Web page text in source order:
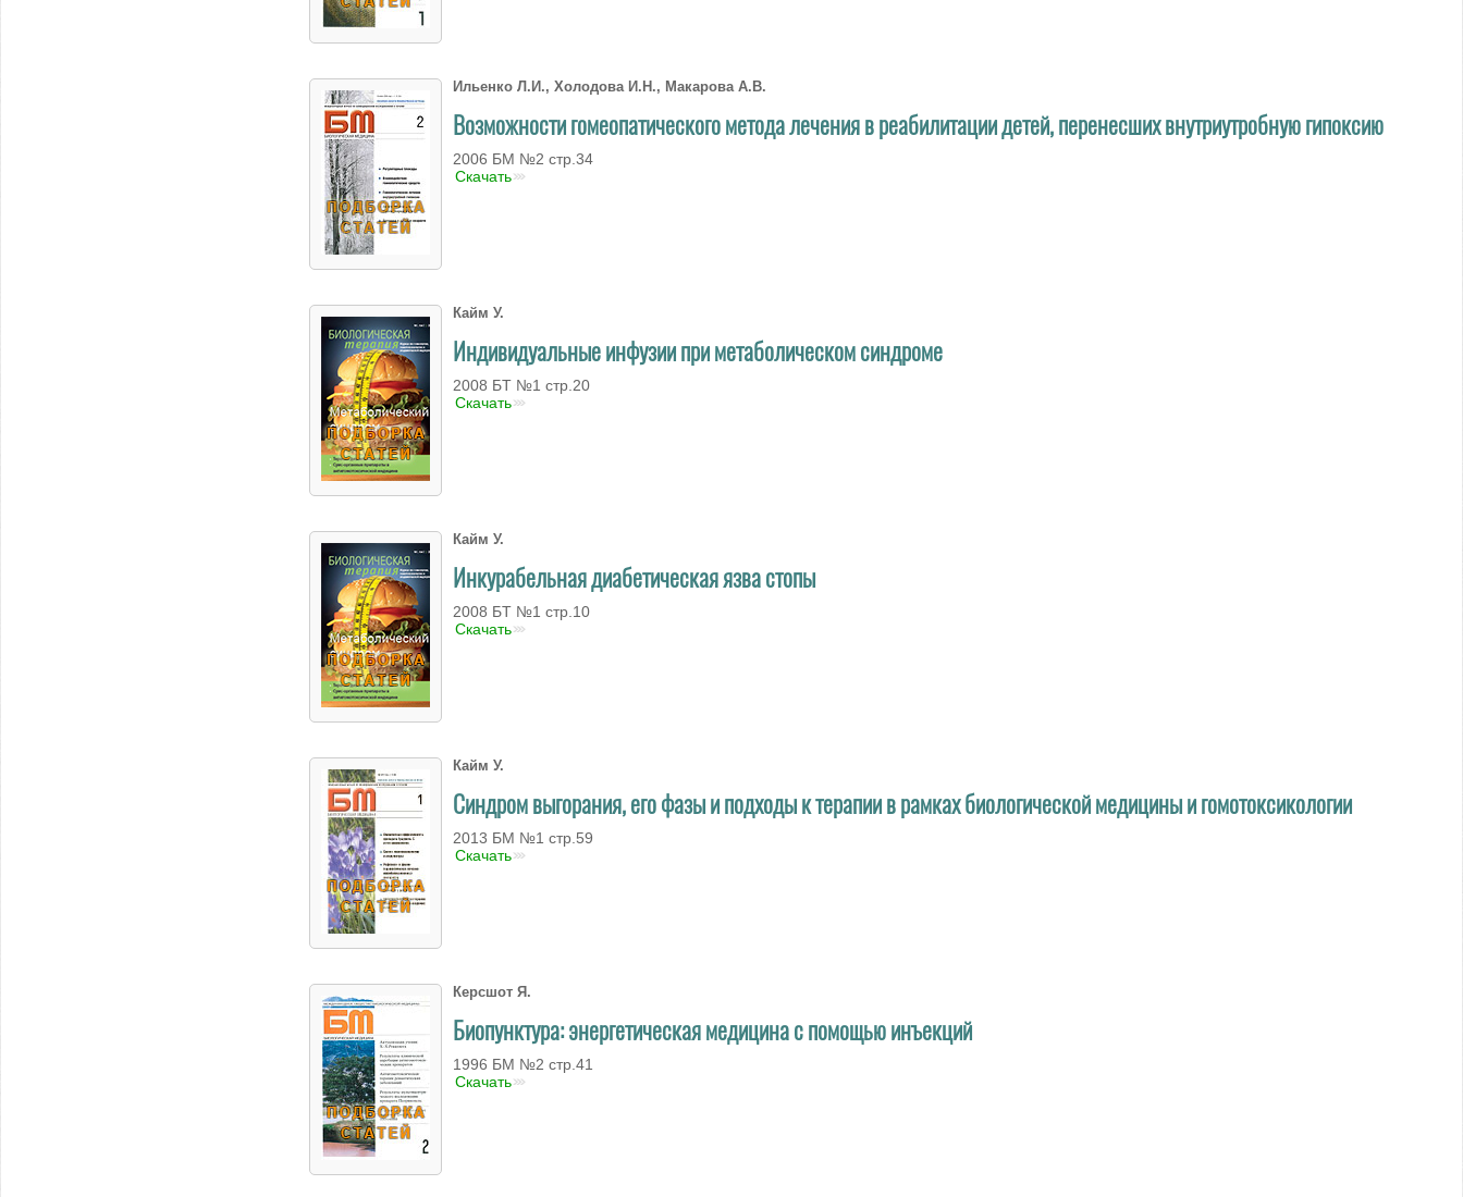
Ильенко Л.И., Холодова И.Н., Макарова А.В.
Возможности гомеопатического метода лечения в реабилитации детей, перенесших внутриутробную гипоксию
2006 БМ №2 стр.34
Скачать
Кайм У.
Индивидуальные инфузии при метаболическом синдроме
2008 БT №1 стр.20
Скачать
Кайм У.
Инкурабельная диабетическая язва стопы
2008 БT №1 стр.10
Скачать
Кайм У.
Синдром выгорания, его фазы и подходы к терапии в рамках биологической медицины и гомотоксикологии
2013 БМ №1 стр.59
Скачать
Керcшот Я.
Биопунктура: энергетическая медицина с помощью инъекций
1996 БМ №2 стр.41
Скачать